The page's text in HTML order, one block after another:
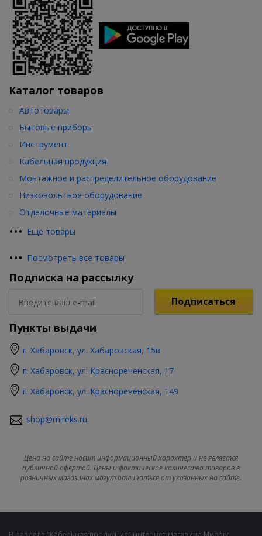
Каталог товаров
••• Еще товары
Автотовары
Бытовые приборы
Инструмент
Кабельная продукция
Монтажное и распределительное оборудование
Низковольтное оборудование
Отделочные материалы
••• Посмотреть все товары
Подписка на рассылку
Подписаться
Пункты выдачи
г. Хабаровск, ул. Хабаровская, 15в
г. Хабаровск, ул. Краснореченская, 17
г. Хабаровск, ул. Краснореченская, 149
shop@mireks.ru
Цена на сайте носит информационный характер и не является
публичной офертой. Цены и фактическое количество товаров в
розничных магазинах могут отличаться от указанных на сайте.